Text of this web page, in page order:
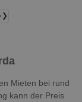
Mieten bei rund
kann der Preis